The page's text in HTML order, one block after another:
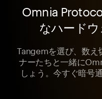
Omnia
なハード
Tangemを選び、数え
ナーたちと一緒に
しょう。今すぐ暗号